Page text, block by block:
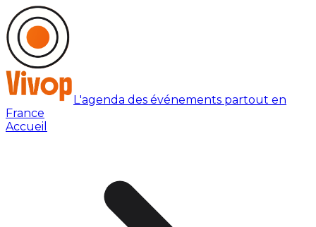
L'agenda des événements partout en
France
Accueil